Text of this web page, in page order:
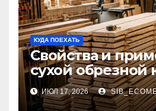
КУДА ПОЕХАТЬ
Свойства и
сухой обрезной
доски в
ИЮЛ 17, 2026